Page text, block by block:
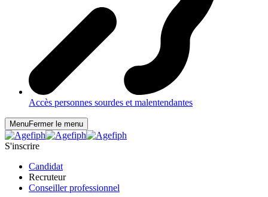
Accès personnes sourdes et malentendantes
MenuFermer le menu
S'inscrire
Candidat
Recruteur
Conseiller professionnel